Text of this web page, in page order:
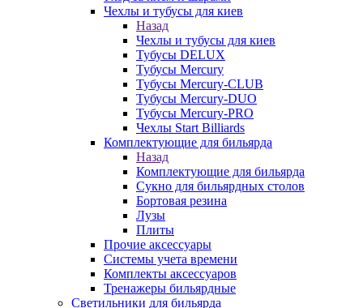
Чехлы и тубусы для киев
Назад
Чехлы и тубусы для киев
Тубусы DELUX
Тубусы Mercury
Тубусы Mercury-CLUB
Тубусы Mercury-DUO
Тубусы Mercury-PRO
Чехлы Start Billiards
Комплектующие для бильярда
Назад
Комплектующие для бильярда
Сукно для бильярдных столов
Бортовая резина
Лузы
Плиты
Прочие аксессуары
Системы учета времени
Комплекты аксессуаров
Тренажеры бильярдные
Светильники для бильярда